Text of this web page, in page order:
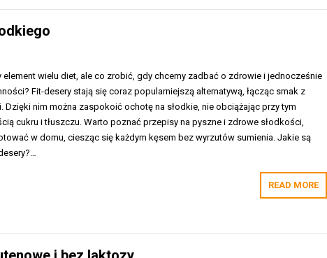
element wielu diet, ale co zrobić, gdy chcemy zadbać o zdrowie i jednocześnie
Fit-desery stają się coraz popularniejszą alternatywą, łącząc smak z
Dzięki nim można zaspokoić ochotę na słodkie, nie obciążając przy tym
cukru i tłuszczu. Warto poznać przepisy na pyszne i zdrowe słodkości,
w domu, ciesząc się każdym kęsem bez wyrzutów sumienia. Jakie są
READ MORE